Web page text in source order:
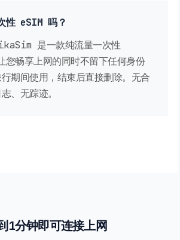
性 eSIM 吗？
是一款纯流量一次性
您畅享上网的同时不留下任何身份
期间使用，结束后直接删除。无合
、无踪迹。
1分钟即可连接上网